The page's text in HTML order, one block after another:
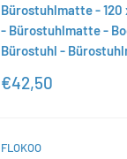
Bürostuhlmatte - 120
- Bürostuhlmatte -
Bürostuhl -
Sonderpreis
€42,50
FLOKOO